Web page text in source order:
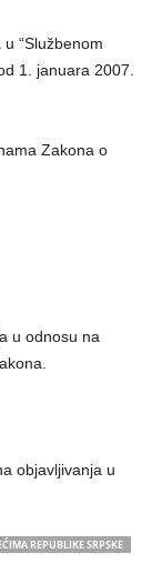
“Službenom
1. januara 2007.
Zakona o
u odnosu na
objavljivanja u
REPUBLIKE SRPSKE